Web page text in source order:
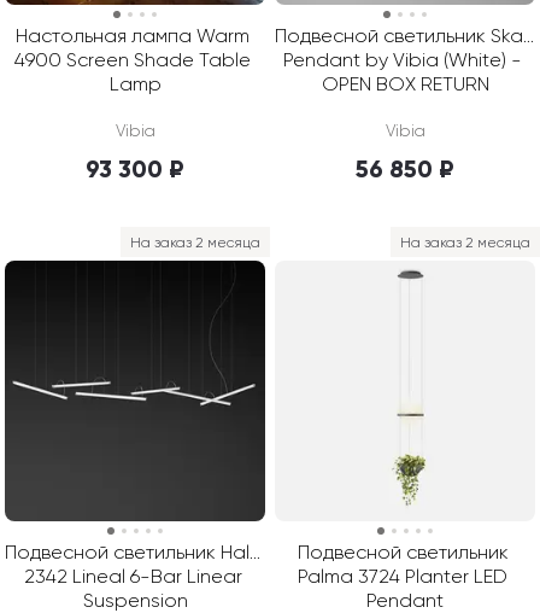
Настольная лампа Warm
4900 Screen Shade Table
Lamp
Vibia
93 300 ₽
Подвесной светильник Skan
Pendant by Vibia (White) -
OPEN BOX RETURN
Vibia
56 850 ₽
Подвесной светильник Halo
2342 Lineal 6-Bar Linear
Suspension
На заказ 2 месяца
Подвесной светильник
Palma 3724 Planter LED
Pendant
На заказ 2 месяца